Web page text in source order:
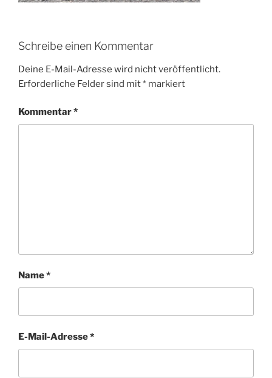
Schreibe einen Kommentar
Deine E-Mail-Adresse wird nicht veröffentlicht.
Erforderliche Felder sind mit* markiert
Kommentar*
Name*
E-Mail-Adresse*